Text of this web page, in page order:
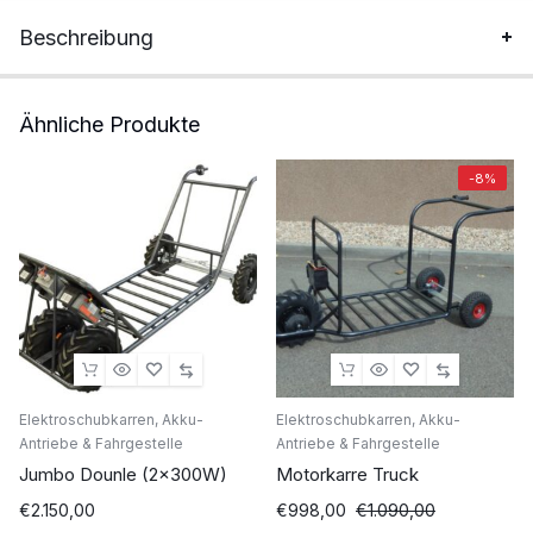
Beschreibung
Ähnliche Produkte
Elektroschubkarren, Akku-
Antriebe & Fahrgestelle
Jumbo Dounle (2x300W)
€2.150,00
-8%
Elektroschubkarren, Akku-
Antriebe & Fahrgestelle
Motorkarre Truck
€998,00 €1.090,00